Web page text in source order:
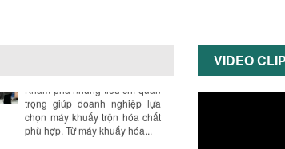
trọng giúp doanh nghiệp lựa
chọn máy khuấy trộn hóa chất
phù hợp. Từ máy khuấy hóa...
VIDEO